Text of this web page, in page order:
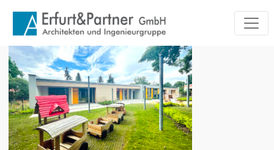
Blog Archiv